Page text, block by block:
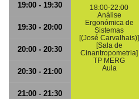
18:00-22:00
Análise
Ergonómica de
Sistemas
[(José Carvalhais)]
[Sala de
Cinantropometria]
TP MERG
Aula
19:00 - 19:30
19:30 - 20:00
20:00 - 20:30
20:30 - 21:00
21:00 - 21:30